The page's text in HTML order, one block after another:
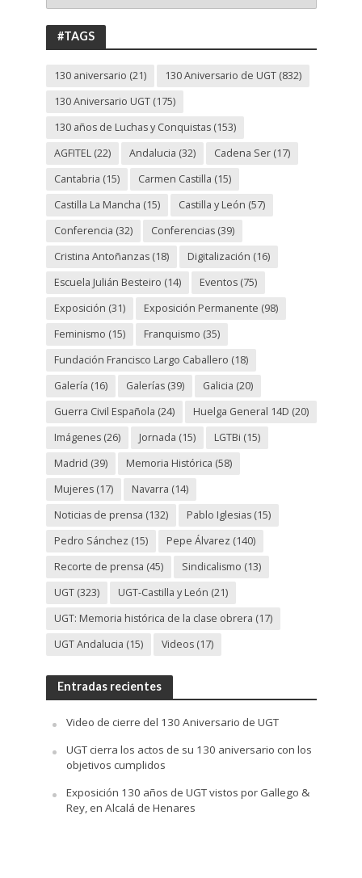
ANIVERSARIO
UGT
#TAGS
130 aniversario (21) 130 Aniversario de UGT(832)
130 Aniversario UGT(175)
130 años de Luchas y Conquistas(153)
AGFITEL(22) Andalucia (32) Cadena Ser(17)
Cantabria (15) Carmen Castilla (15)
Castilla La Mancha (15) Castilla y León (57)
Conferencia (32) Conferencias(39)
Cristina Antoñanzas(18) Digitalización (16)
Escuela Julián Besteiro (14) Eventos(75)
Exposición (31) Exposición Permanente (98)
Feminismo (15) Franquismo (35)
Fundación Francisco Largo Caballero (18)
Galería (16) Galerías(39) Galicia (20)
Guerra Civil Española (24) Huelga General 14D (20)
Imágenes(26) Jornada (15) LGTBi (15)
Madrid (39) Memoria Histórica (58)
Mujeres(17) Navarra (14)
Noticias de prensa (132) Pablo Iglesias(15)
Pedro Sánchez (15) Pepe Álvarez (140)
Recorte de prensa (45) Sindicalismo (13)
UGT(323) UGT-Castilla y León (21)
UGT: Memoria histórica de la clase obrera (17)
UGT Andalucia (15) Videos(17)
Entradas recientes
Video de cierre del 130 Aniversario de UGT
UGT cierra los actos de su 130 aniversario con los
objetivos cumplidos
Exposición 130 años de UGT vistos por Gallego &
Rey, en Alcalá de Henares